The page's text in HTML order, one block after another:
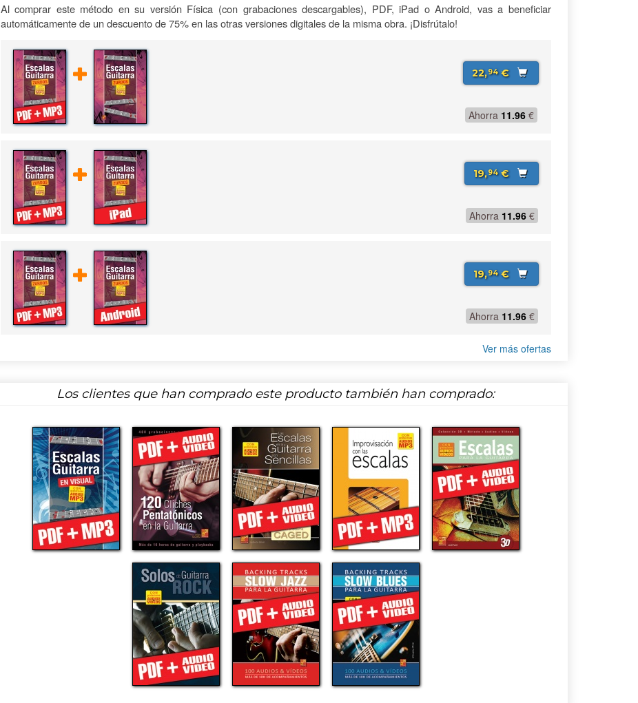
Al comprar este método en su versión Física (con grabaciones descargables), PDF, iPad o Android, vas a beneficiar
automáticamente de un descuento de 75% en las otras versiones digitales de la misma obra. ¡Disfrútalo!
22,94€
Ahorra 11.96€
19,94€
Ahorra 11.96€
19,94€
Ahorra 11.96€
Ver más ofertas
Los clientes que han comprado este producto también han comprado: